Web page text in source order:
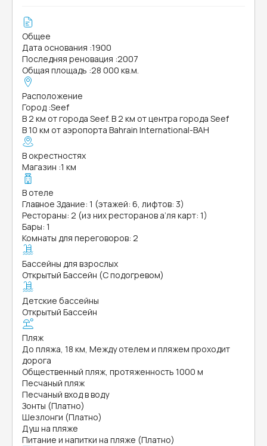
Общее
Дата основания :1900
Последняя реновация :2007
Общая площадь :28 000 кв.м.
Расположение
Город :Seef
В 2 км от города Seef. В 2 км от центра города Seef
В 10 км от аэропорта Bahrain International-BAH
В окрестностях
Магазин :1 км
В отеле
Главное Здание: 1 (этажей: 6, лифтов: 3)
Рестораны: 2 (из них ресторанов а’ля карт: 1)
Бары: 1
Комнаты для переговоров: 2
Бассейны для взрослых
Открытый Бассейн (С подогревом)
Детские бассейны
Открытый Бассейн
Пляж
До пляжа, 18 км, Между отелем и пляжем проходит
дорога
Общественный пляж, протяженность 1000 м
Песчаный пляж
Песчаный вход в воду
Зонты (Платно)
Шезлонги (Платно)
Душ на пляже
Питание и напитки на пляже (Платно)